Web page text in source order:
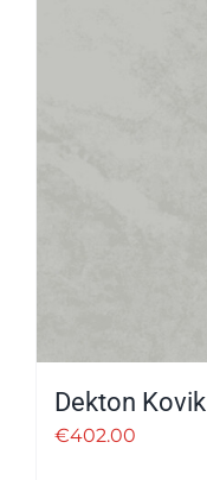
Dekton Kovik
€402.00